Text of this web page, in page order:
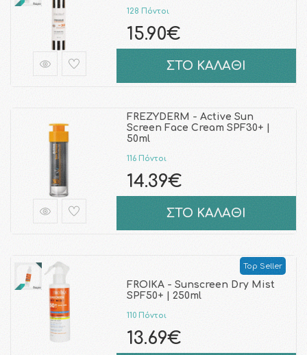
128 Πόντοι
15.90€
ΣΤΟ ΚΑΛΑΘΙ
FREZYDERM - Active Sun
Screen Face Cream SPF30+ |
50ml
116 Πόντοι
14.39€
ΣΤΟ ΚΑΛΑΘΙ
Top Seller
FROIKA - Sunscreen Dry Mist
SPF50+ | 250ml
110 Πόντοι
13.69€